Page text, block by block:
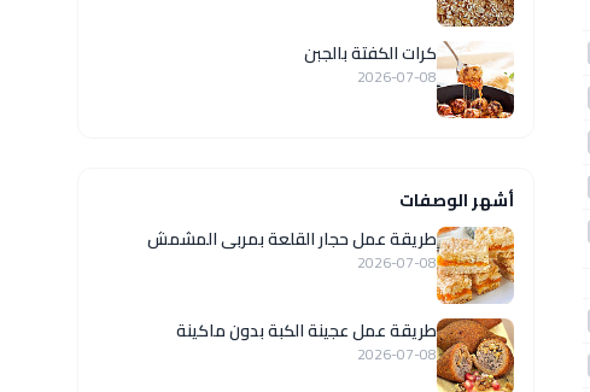
كرات الكفتة بالجبن
2026-07-08
أشهر الوصفات
طريقة عمل حجار القلعة بمربى المشمش
2026-07-08
طريقة عمل عجينة الكبة بدون ماكينة
2026-07-08